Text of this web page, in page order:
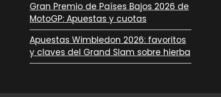
Gran Premio de Países Bajos 2026 de
MotoGP: Apuestas y cuotas
Apuestas Wimbledon 2026: favoritos
y claves del Grand Slam sobre hierba